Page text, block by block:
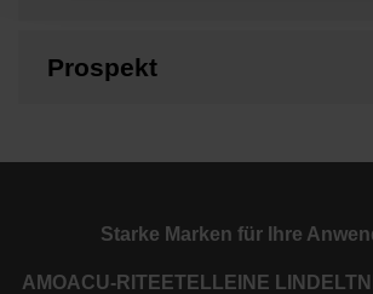
Prospekt
Starke Marken für Ihre
AMOACU-RITE ETEL LEINE LINDE LTN